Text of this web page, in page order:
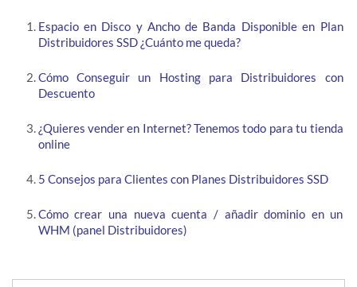
Espacio en Disco y Ancho de Banda Disponible en Plan
Distribuidores SSD ¿Cuánto me queda?
Cómo Conseguir un Hosting para Distribuidores con
Descuento
¿Quieres vender en Internet? Tenemos todo para tu tienda
online
5 Consejos para Clientes con Planes Distribuidores SSD
Cómo crear una nueva cuenta / añadir dominio en un
WHM (panel Distribuidores)